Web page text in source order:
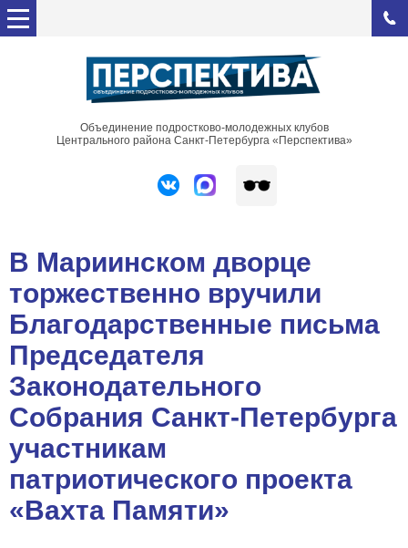
Объединение подростково-молодежных клубов
Центрального района Санкт-Петербурга «Перспектива»
В Мариинском дворце
торжественно вручили
Благодарственные письма
Председателя
Законодательного
Собрания Санкт-Петербурга
участникам
патриотического проекта
«Вахта Памяти»